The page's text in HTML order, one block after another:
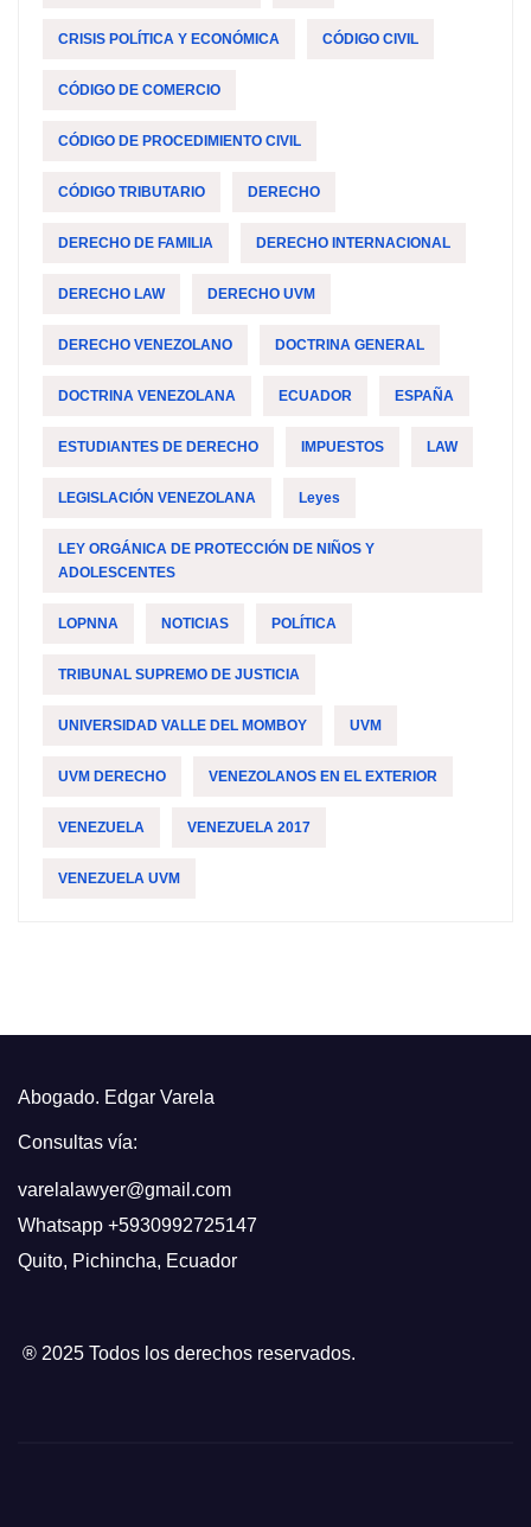
CRISIS POLÍTICA Y ECONÓMICA CÓDIGO CIVIL
CÓDIGO DE COMERCIO
CÓDIGO DE PROCEDIMIENTO CIVIL
CÓDIGO TRIBUTARIO DERECHO
DERECHO DE FAMILIA DERECHO INTERNACIONAL
DERECHO LAW DERECHO UVM
DERECHO VENEZOLANO DOCTRINA GENERAL
DOCTRINA VENEZOLANA ECUADOR ESPAÑA
ESTUDIANTES DE DERECHO IMPUESTOS LAW
LEGISLACIÓN VENEZOLANA Leyes
LEY ORGÁNICA DE PROTECCIÓN DE NIÑOS Y
ADOLESCENTES
LOPNNA NOTICIAS POLÍTICA
TRIBUNAL SUPREMO DE JUSTICIA
UNIVERSIDAD VALLE DEL MOMBOY UVM
UVM DERECHO VENEZOLANOS EN EL EXTERIOR
VENEZUELA VENEZUELA 2017
VENEZUELA UVM
Abogado. Edgar Varela
Consultas vía:
varelalawyer@gmail.com
Whatsapp +5930992725147
Quito, Pichincha, Ecuador
® 2025 Todos los derechos reservados.